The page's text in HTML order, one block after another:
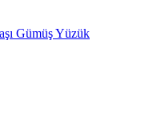
Gümüş Yüzük